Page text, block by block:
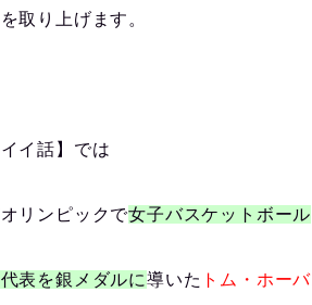
取り上げます。
イイ話】では
リンピックで女子バスケットボール
表を銀メダルに導いた トム・ホー